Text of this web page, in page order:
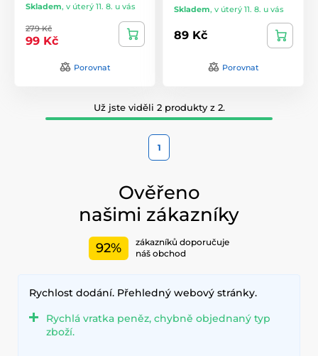
Skladem, v úterý 11. 8. u vás
279 Kč
99 Kč
Porovnat
Skladem, v úterý 11. 8. u vás
89 Kč
Porovnat
Už jste viděli 2 produkty z 2.
1
Ověřeno
našimi zákazníky
92%
zákazníků doporučuje
náš obchod
Rychlost dodání. Přehledný webový stránky.
Rychlá vratka peněz, chybně objednaný typ
zboží.